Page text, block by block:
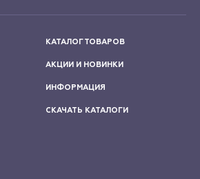
КАТАЛОГ ТОВАРОВ
АКЦИИ И НОВИНКИ
ИНФОРМАЦИЯ
СКАЧАТЬ КАТАЛОГИ